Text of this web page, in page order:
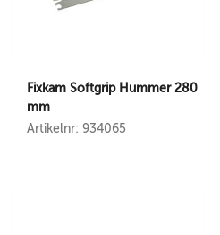
Fixkam Softgrip Hummer 280
mm
Artikelnr: 934065